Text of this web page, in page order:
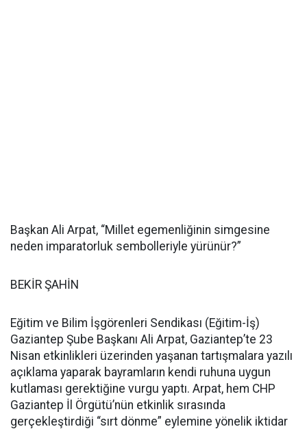
Başkan Ali Arpat, “Millet egemenliğinin simgesine
neden imparatorluk sembolleriyle yürünür?”
BEKİR ŞAHİN
Eğitim ve Bilim İşgörenleri Sendikası (Eğitim-İş)
Gaziantep Şube Başkanı Ali Arpat, Gaziantep’te 23
Nisan etkinlikleri üzerinden yaşanan tartışmalara yazılı
açıklama yaparak bayramların kendi ruhuna uygun
kutlaması gerektiğine vurgu yaptı. Arpat, hem CHP
Gaziantep İl Örgütü’nün etkinlik sırasında
gerçekleştirdiği “sırt dönme” eylemine yönelik iktidar